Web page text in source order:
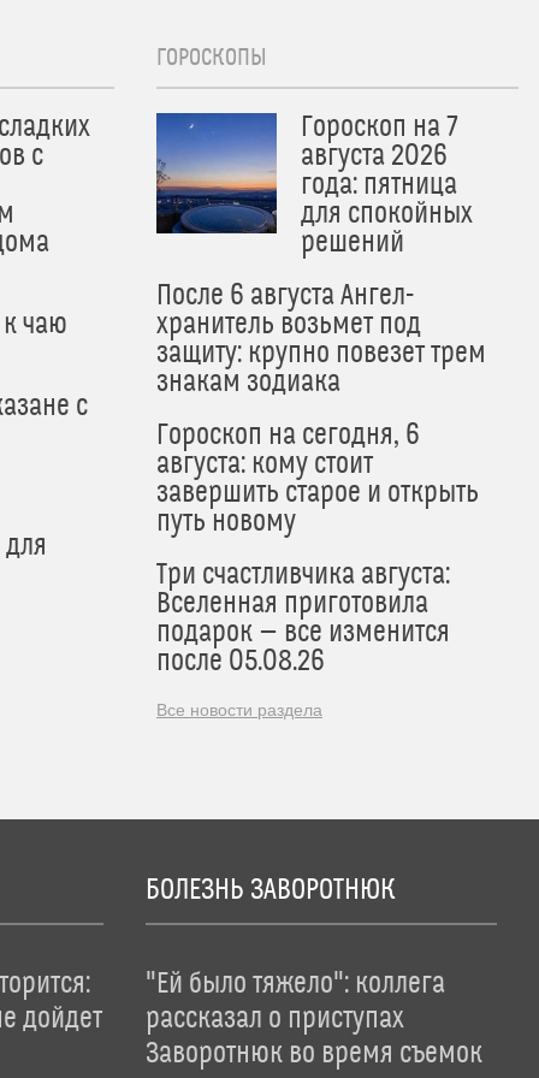
с
чаю
с
ГОРОСКОПЫ
Гороскоп на 7
августа 2026
года: пятница
для спокойных
решений
После 6 августа Ангел-
хранитель возьмет под
защиту: крупно повезет трем
знакам зодиака
Гороскоп на сегодня, 6
августа: кому стоит
завершить старое и открыть
путь новому
Три счастливчика августа:
Вселенная приготовила
подарок — все изменится
после 05.08.26
Все новости раздела
дойдет
БОЛЕЗНЬ ЗАВОРОТНЮК
"Ей было тяжело": коллега
рассказал о приступах
Заворотнюк во время съемок